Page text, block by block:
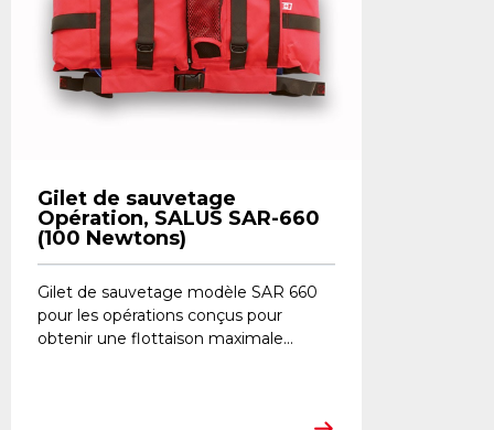
Gilet de sauvetage
Opération, SALUS SAR-660
(100 Newtons)
​Gilet de sauvetage modèle SAR 660
pour les opérations conçus pour
obtenir une flottaison maximale...